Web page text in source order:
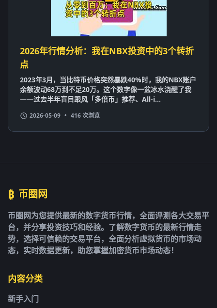
2026年行情分析：我在NBX投资中的3个转折
点
2023年3月，当比特币价格突然暴跌40%时，我的NBX账户
余额波动68万到不足20万。这个数字像一盆冰水浇醒了我
——过去半年盲目跟风「多倍币」推荐、All-i...
2026-05-09 • 416 次浏览
₿ 币圈网
币圈网为您提供最新的数字货币行情，全面评测各大交易平
台，并分享投资技巧和经验。了解数字货币的最新行情走
势，选择可信赖的交易平台，全面分析虚拟货币的市场动
态，实时数据更新，助您掌握加密货币市场动态！
内容分类
新手入门